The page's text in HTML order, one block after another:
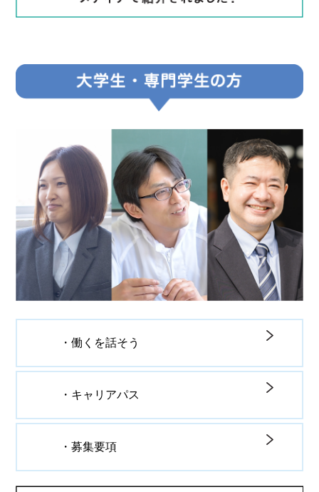
・働くを話そう
・キャリアパス
・募集要項